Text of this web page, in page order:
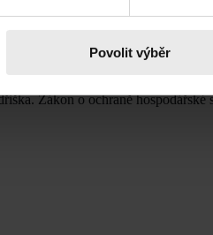
Povolit výběr
restriktivních praktik a
Linde, 1999, s. 433.
Zákon o ochraně hospodářské